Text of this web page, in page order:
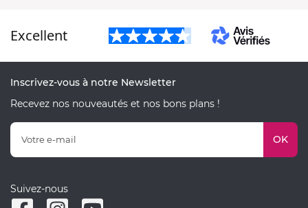
Excellent
Inscrivez-vous à notre Newsletter
Recevez nos nouveautés et nos bons plans !
OK
Suivez-nous